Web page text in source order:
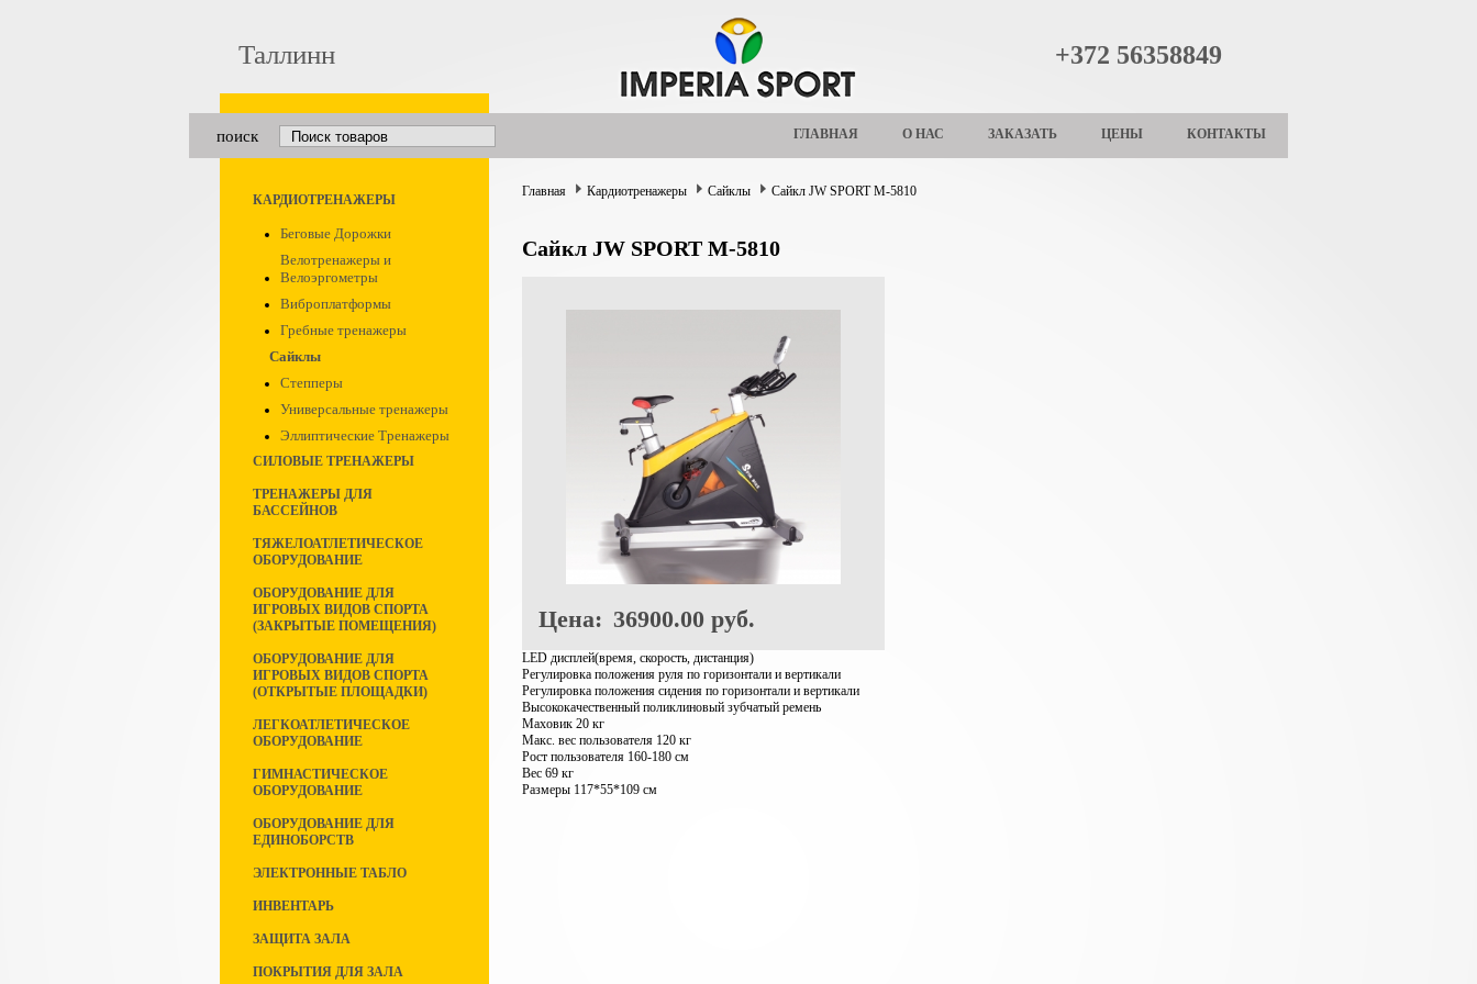
Таллинн +372 56358849
поиск ГЛАВНАЯ О НАС ЗАКАЗАТЬ ЦЕНЫ КОНТАКТЫ
КАРДИОТРЕНАЖЕРЫ
Беговые Дорожки
Велотренажеры и
Велоэргометры
Виброплатформы
Гребные тренажеры
Сайклы
Степперы
Универсальные тренажеры
Эллиптические Тренажеры
СИЛОВЫЕ ТРЕНАЖЕРЫ
ТРЕНАЖЕРЫ ДЛЯ
БАССЕЙНОВ
ТЯЖЕЛОАТЛЕТИЧЕСКОЕ
ОБОРУДОВАНИЕ
ОБОРУДОВАНИЕ ДЛЯ
ИГРОВЫХ ВИДОВ СПОРТА
(ЗАКРЫТЫЕ ПОМЕЩЕНИЯ)
ОБОРУДОВАНИЕ ДЛЯ
ИГРОВЫХ ВИДОВ СПОРТА
(ОТКРЫТЫЕ ПЛОЩАДКИ)
ЛЕГКОАТЛЕТИЧЕСКОЕ
ОБОРУДОВАНИЕ
ГИМНАСТИЧЕСКОЕ
ОБОРУДОВАНИЕ
ОБОРУДОВАНИЕ ДЛЯ
ЕДИНОБОРСТВ
ЭЛЕКТРОННЫЕ ТАБЛО
ИНВЕНТАРЬ
ЗАЩИТА ЗАЛА
ПОКРЫТИЯ ДЛЯ ЗАЛА
Главная Кардиотренажеры Сайклы Сайкл JW SPORT M-5810
Сайкл JW SPORT M-5810
Цена: 36900.00 руб.
LED дисплей(время, скорость, дистанция)
Регулировка положения руля по горизонтали и вертикали
Регулировка положения сидения по горизонтали и вертикали
Высококачественный поликлиновый зубчатый ремень
Маховик 20 кг
Макс. вес пользователя 120 кг
Рост пользователя 160-180 см
Вес 69 кг
Размеры 117*55*109 см